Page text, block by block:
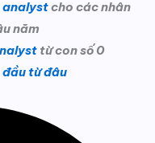
analystcho các nhân
năm
từ con số 0
đầu từ đâu